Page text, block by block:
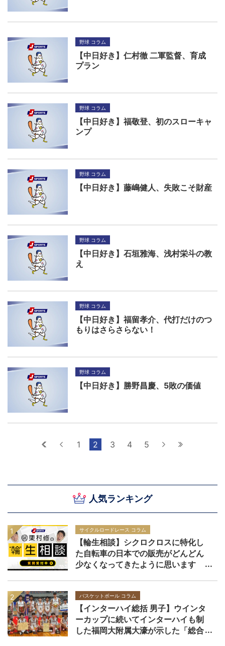
人気ランキング
サイクルロードレース コラム
【輪生相談】シクロクロスに特化し
た自転車の日本での販売がどんどん
少なくなってきたように思います
バスケットボール コラム
【インターハイ総括 男子】ウインタ
ーカップに続いてインターハイも制
した福岡大附属大濠が示した「総合
野球 コラム
【中日好き】仁村徹 二軍監督、育成
プラン
野球 コラム
【中日好き】福敬登、初のスローキャ
ンプ
野球 コラム
【中日好き】藤嶋健人、失敗こそ財産
野球 コラム
【中日好き】石垣雅海、浅村栄斗の教
え
野球 コラム
【中日好き】福留孝介、代打だけのつ
もりはさらさらない！
野球 コラム
【中日好き】勝野昌慶、5敗の価値
最初へ 前へ
1 2 3 4 5 次へ